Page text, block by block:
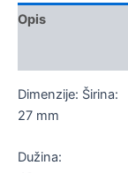
Opis
Dimenzije: Širina:
27 mm
Dužina: